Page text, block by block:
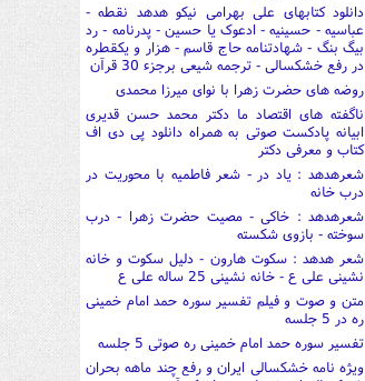
دانلود کتابهای علی بهرامی نیکو هدهد نقطه -
عباسیه - حسینیه - ادعوک یا حسین - پدرنامه - رد
بیگ بنگ - شهادتنامه حاج قاسم - هزار و یکقطره
در رفع خشکسالی - ترجمه شیعی برجزء 30 قرآن
روضه های حضرت زهرا با نوای میرزا محمدی
ناگفته های اقتصاد ما دکتر محمد حسن قدیری
ابیانه پادکست صوتی به همراه دانلود پی دی اف
کتاب و معرفی دکتر
شعرهدهد : یاد در - شعر فاطمیه با محوریت در
درب خانه
شعرهدهد : خاکی - مصیت حضرت زهرا - درب
سوخته - بازوی شکسته
شعر هدهد : سکوت هارون - دلیل سکوت و خانه
نشینی علی ع - خانه نشینی 25 ساله علی ع
متن و صوت و فیلم تفسیر سوره حمد امام خمینی
ره در 5 جلسه
تفسیر سوره حمد امام خمینی ره صوتی 5 جلسه
ویژه نامه خشکسالی ایران و رفع چند ماهه بحران